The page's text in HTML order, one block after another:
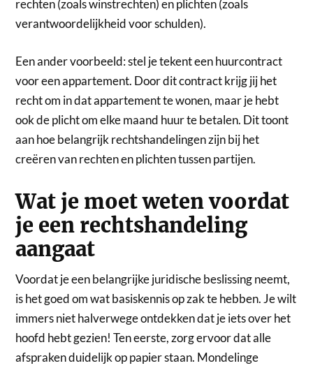
rechten (zoals winstrechten) en plichten (zoals
verantwoordelijkheid voor schulden).
Een ander voorbeeld: stel je tekent een huurcontract
voor een appartement. Door dit contract krijg jij het
recht om in dat appartement te wonen, maar je hebt
ook de plicht om elke maand huur te betalen. Dit toont
aan hoe belangrijk rechtshandelingen zijn bij het
creëren van rechten en plichten tussen partijen.
Wat je moet weten voordat
je een rechtshandeling
aangaat
Voordat je een belangrijke juridische beslissing neemt,
is het goed om wat basiskennis op zak te hebben. Je wilt
immers niet halverwege ontdekken dat je iets over het
hoofd hebt gezien! Ten eerste, zorg ervoor dat alle
afspraken duidelijk op papier staan. Mondelinge